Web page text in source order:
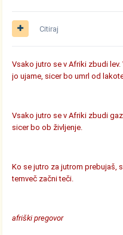
Citiraj
Vsako jutro se v Afriki zbudi
jo ujame, sicer bo umrl od
Vsako jutro se v Afriki zbudi
sicer bo ob življenje.
Ko se jutro za jutrom prebujaš,
temveč začni teči.
afriški pregovor